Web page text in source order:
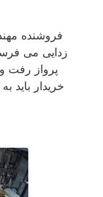
فروشنده
زدایی می
پرواز رفت
خریدار